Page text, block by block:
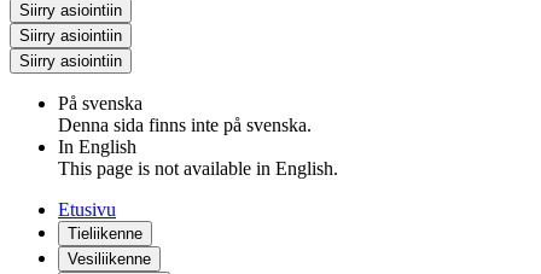
Siirry asiointiin
Siirry asiointiin
Siirry asiointiin
På svenska
Denna sida finns inte på svenska.
In English
This page is not available in English.
Etusivu
Tieliikenne
Vesiliikenne